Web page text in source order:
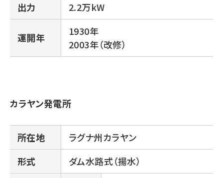
出力
2.2万kW
運開年
1930年
2003年（改修）
カラヤン発電所
所在地
ラグナ州カラヤン
形式
ダム水路式（揚水）